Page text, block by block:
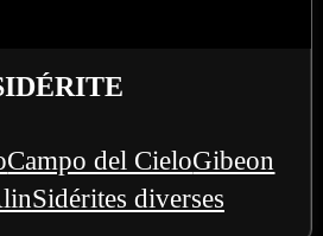
Campo del CieloGibeon
Sidérites diverses